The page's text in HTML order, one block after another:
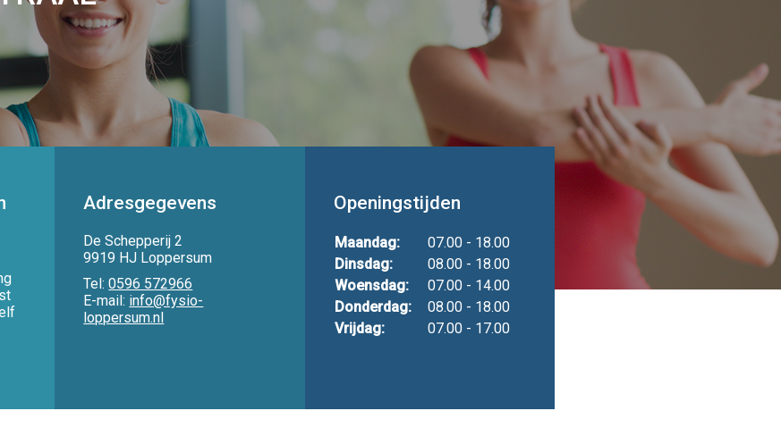
Adresgegevens
De Schepperij 2
9919 HJ Loppersum
Tel:0596 572966
E-mail: info@fysio-
loppersum.nl
Openingstijden
Maandag:
07.00 - 18.00
Dinsdag:
08.00 - 18.00
Woensdag:
07.00 - 14.00
Donderdag:
08.00 - 18.00
Vrijdag:
07.00 - 17.00